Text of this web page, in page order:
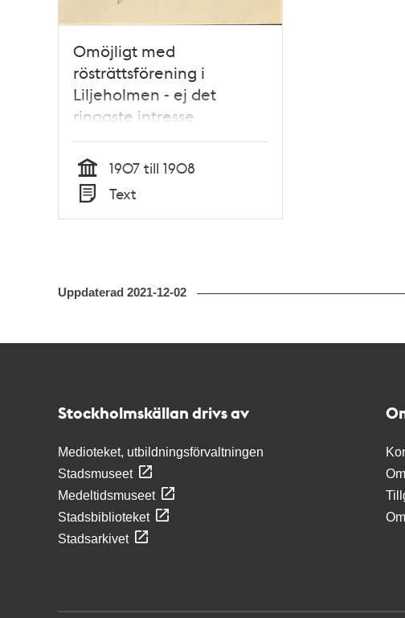
Omöjligt med
rösträttsförening i
Liljeholmen - ej det
ringaste intresse
Tid
1907 till 1908
Typ
Text
Uppdaterad 2021-12-02
Stockholmskällan drivs av
Medioteket, utbildningsförvaltningen
Stadsmuseet
Medeltidsmuseet
Stadsbiblioteket
Stadsarkivet